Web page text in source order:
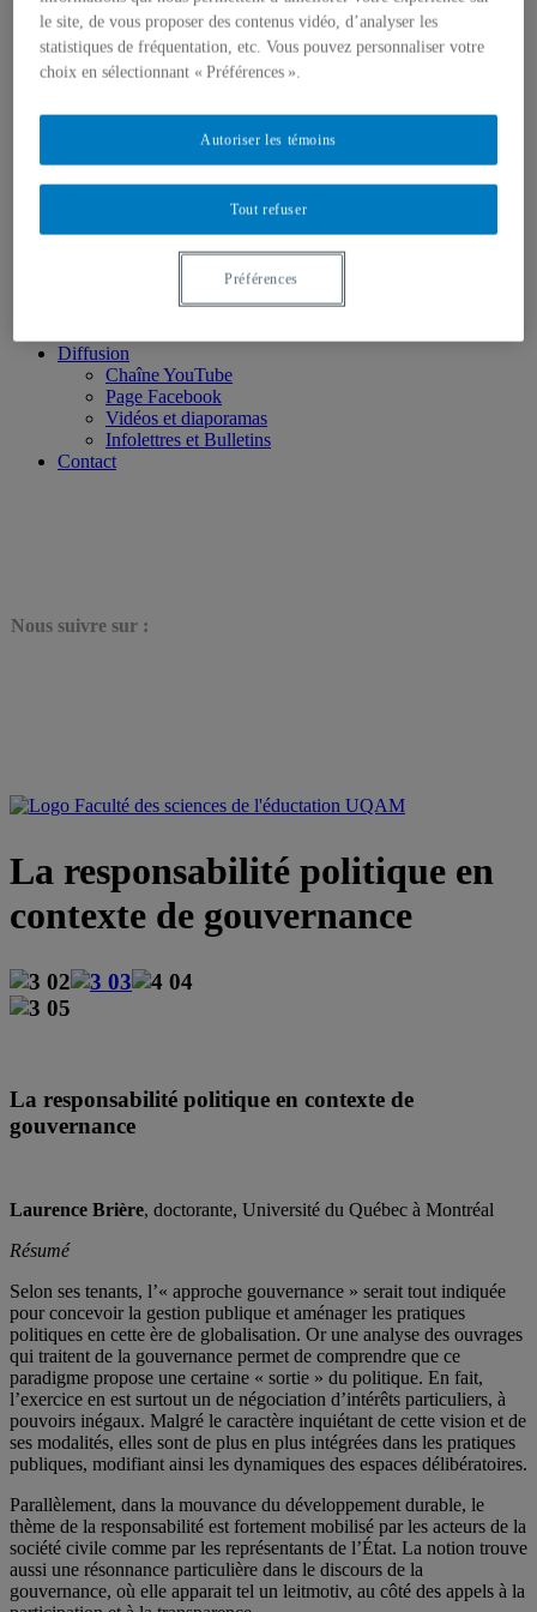
2026
2025
2024
2023
2021
2018
Diffusion
Chaîne YouTube
Page Facebook
Vidéos et diaporamas
Infolettres et Bulletins
Contact
Nous suivre sur :
La responsabilité politique en
contexte de gouvernance
La responsabilité politique en contexte de
gouvernance
Laurence Brière, doctorante, Université du Québec à Montréal
Résumé
Selon ses tenants, l’« approche gouvernance » serait tout indiquée
pour concevoir la gestion publique et aménager les pratiques
politiques en cette ère de globalisation. Or une analyse des ouvrages
qui traitent de la gouvernance permet de comprendre que ce
paradigme propose une certaine « sortie » du politique. En fait,
l’exercice en est surtout un de négociation d’intérêts particuliers, à
pouvoirs inégaux. Malgré le caractère inquiétant de cette vision et de
ses modalités, elles sont de plus en plus intégrées dans les pratiques
publiques, modifiant ainsi les dynamiques des espaces délibératoires.
Parallèlement, dans la mouvance du développement durable, le
thème de la responsabilité est fortement mobilisé par les acteurs de la
société civile comme par les représentants de l’État. La notion trouve
aussi une résonnance particulière dans le discours de la
gouvernance, où elle apparait tel un leitmotiv, au côté des appels à la
le site, de vous proposer des contenus vidéo, d’analyser les
statistiques de fréquentation, etc. Vous pouvez personnaliser votre
choix en sélectionnant « Préférences ».
Tout refuser
Autoriser les témoins
Préférences